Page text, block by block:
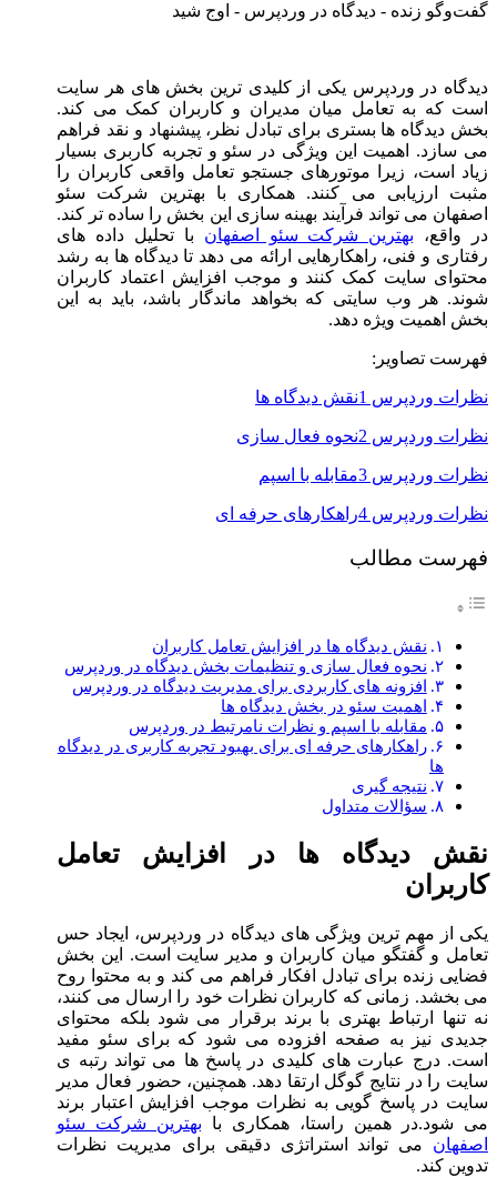
گفت‌وگو زنده - دیدگاه در وردپرس - اوج شید
دیدگاه در وردپرس یکی از کلیدی ترین بخش های هر سایت
است که به تعامل میان مدیران و کاربران کمک می کند.
بخش دیدگاه ها بستری برای تبادل نظر، پیشنهاد و نقد فراهم
می سازد. اهمیت این ویژگی در سئو و تجربه کاربری بسیار
زیاد است، زیرا موتورهای جستجو تعامل واقعی کاربران را
مثبت ارزیابی می کنند. همکاری با بهترین شرکت سئو
اصفهان می تواند فرآیند بهینه سازی این بخش را ساده تر کند.
در واقع، بهترین شرکت سئو اصفهان با تحلیل داده های
رفتاری و فنی، راهکارهایی ارائه می دهد تا دیدگاه ها به رشد
محتوای سایت کمک کنند و موجب افزایش اعتماد کاربران
شوند. هر وب سایتی که بخواهد ماندگار باشد، باید به این
بخش اهمیت ویژه دهد.
فهرست تصاویر:
نظرات وردپرس 1نقش دیدگاه ها
نظرات وردپرس 2نحوه فعال سازی
نظرات وردپرس 3مقابله با اسپم
نظرات وردپرس 4راهکارهای حرفه ای
فهرست مطالب
نقش دیدگاه ها در افزایش تعامل کاربران
نحوه فعال سازی و تنظیمات بخش دیدگاه در وردپرس
افزونه های کاربردی برای مدیریت دیدگاه در وردپرس
اهمیت سئو در بخش دیدگاه ها
مقابله با اسپم و نظرات نامرتبط در وردپرس
راهکارهای حرفه ای برای بهبود تجربه کاربری در دیدگاه
ها
نتیجه گیری
سؤالات متداول
نقش دیدگاه ها در افزایش تعامل
کاربران
یکی از مهم ترین ویژگی های دیدگاه در وردپرس، ایجاد حس
تعامل و گفتگو میان کاربران و مدیر سایت است. این بخش
فضایی زنده برای تبادل افکار فراهم می کند و به محتوا روح
می بخشد. زمانی که کاربران نظرات خود را ارسال می کنند،
نه تنها ارتباط بهتری با برند برقرار می شود بلکه محتوای
جدیدی نیز به صفحه افزوده می شود که برای سئو مفید
است. درج عبارت های کلیدی در پاسخ ها می تواند رتبه ی
سایت را در نتایج گوگل ارتقا دهد. همچنین، حضور فعال مدیر
سایت در پاسخ گویی به نظرات موجب افزایش اعتبار برند
می شود.در همین راستا، همکاری با بهترین شرکت سئو
اصفهان می تواند استراتژی دقیقی برای مدیریت نظرات
تدوین کند.